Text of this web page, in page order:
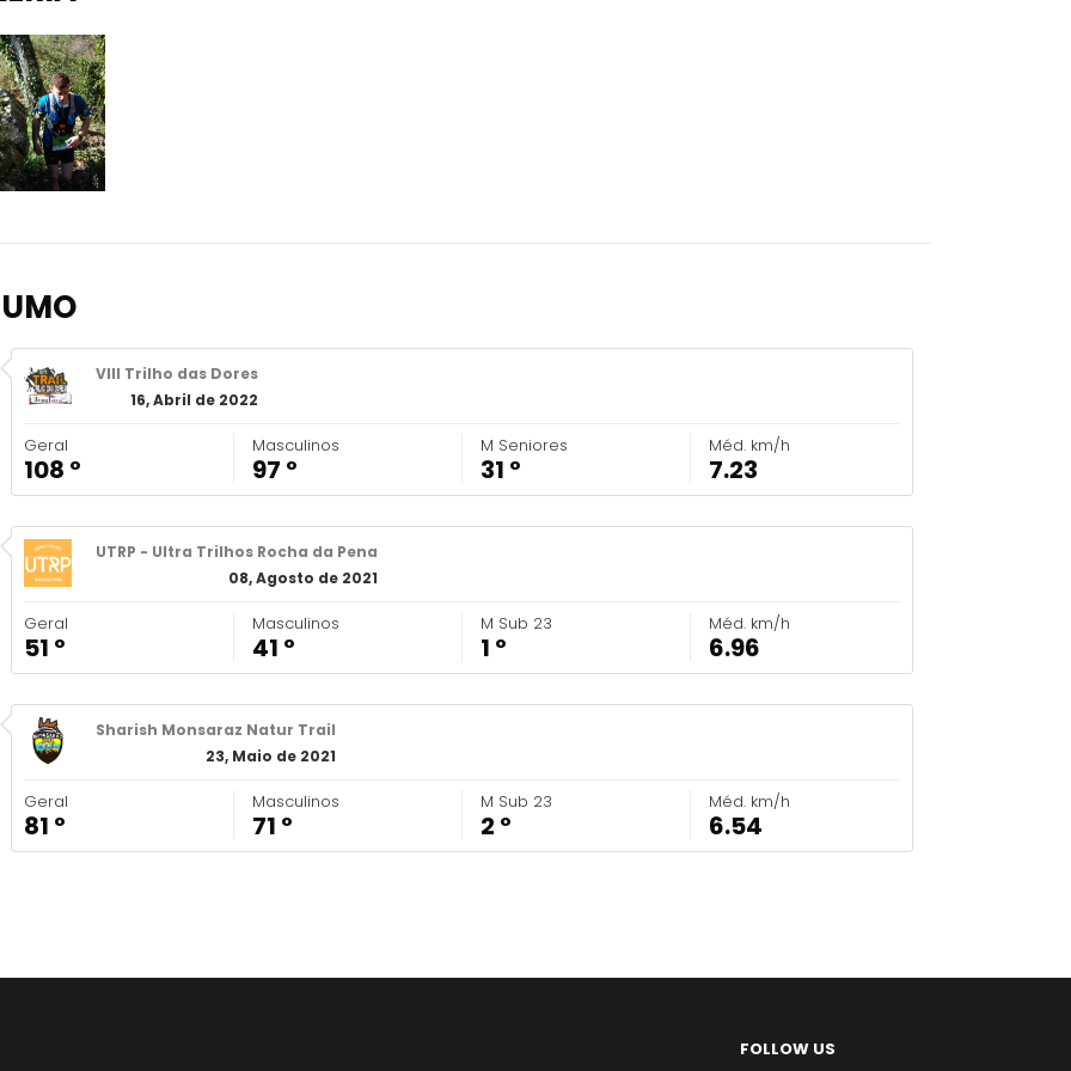
VIII Trilho das Dores
16, Abril de 2022
Geral
108 º
Masculinos
97 º
M Seniores
31 º
Méd. km/h
7.23
UTRP - Ultra Trilhos Rocha da Pena
08, Agosto de 2021
Geral
51 º
Masculinos
41 º
M Sub 23
1 º
Méd. km/h
6.96
Sharish Monsaraz Natur Trail
23, Maio de 2021
Geral
81 º
Masculinos
71 º
M Sub 23
2 º
Méd. km/h
6.54
FOLLOW US